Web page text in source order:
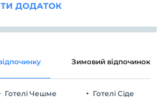
ДОДАТОК
Зимовий відпочинок
Готелі Чешме Готелі Сіде